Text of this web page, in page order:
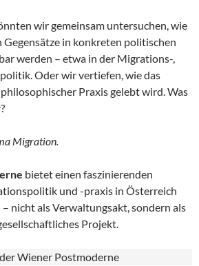
wir gemeinsam untersuchen, wie
Gegensätze in konkreten politischen
werden – etwa in der Migrations-,
Oder wir vertiefen, wie das
Praxis gelebt wird. Was
Migration.
bietet einen faszinierenden
und -praxis in Österreich
nicht als Verwaltungsakt, sondern als
Projekt.
Wiener Postmoderne